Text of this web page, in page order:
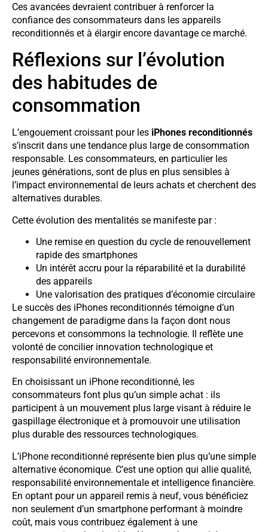
Ces avancées devraient contribuer à renforcer la
confiance des consommateurs dans les appareils
reconditionnés et à élargir encore davantage ce marché.
Réflexions sur l’évolution
des habitudes de
consommation
L’engouement croissant pour les iPhones reconditionnés
s’inscrit dans une tendance plus large de consommation
responsable. Les consommateurs, en particulier les
jeunes générations, sont de plus en plus sensibles à
l’impact environnemental de leurs achats et cherchent des
alternatives durables.
Cette évolution des mentalités se manifeste par :
Une remise en question du cycle de renouvellement
rapide des smartphones
Un intérêt accru pour la réparabilité et la durabilité
des appareils
Une valorisation des pratiques d’économie circulaire
Le succès des iPhones reconditionnés témoigne d’un
changement de paradigme dans la façon dont nous
percevons et consommons la technologie. Il reflète une
volonté de concilier innovation technologique et
responsabilité environnementale.
En choisissant un iPhone reconditionné, les
consommateurs font plus qu’un simple achat : ils
participent à un mouvement plus large visant à réduire le
gaspillage électronique et à promouvoir une utilisation
plus durable des ressources technologiques.
L’iPhone reconditionné représente bien plus qu’une simple
alternative économique. C’est une option qui allie qualité,
responsabilité environnementale et intelligence financière.
En optant pour un appareil remis à neuf, vous bénéficiez
non seulement d’un smartphone performant à moindre
coût, mais vous contribuez également à une